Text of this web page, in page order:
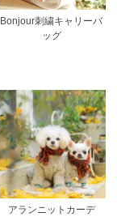
Bonjour刺繍キャリーバ
ッグ
アランニットカーデ